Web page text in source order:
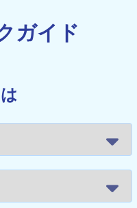
ガイド